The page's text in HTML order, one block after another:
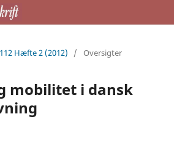
Hæfte 2 (2012)
/ Oversigter
mobilitet i dansk